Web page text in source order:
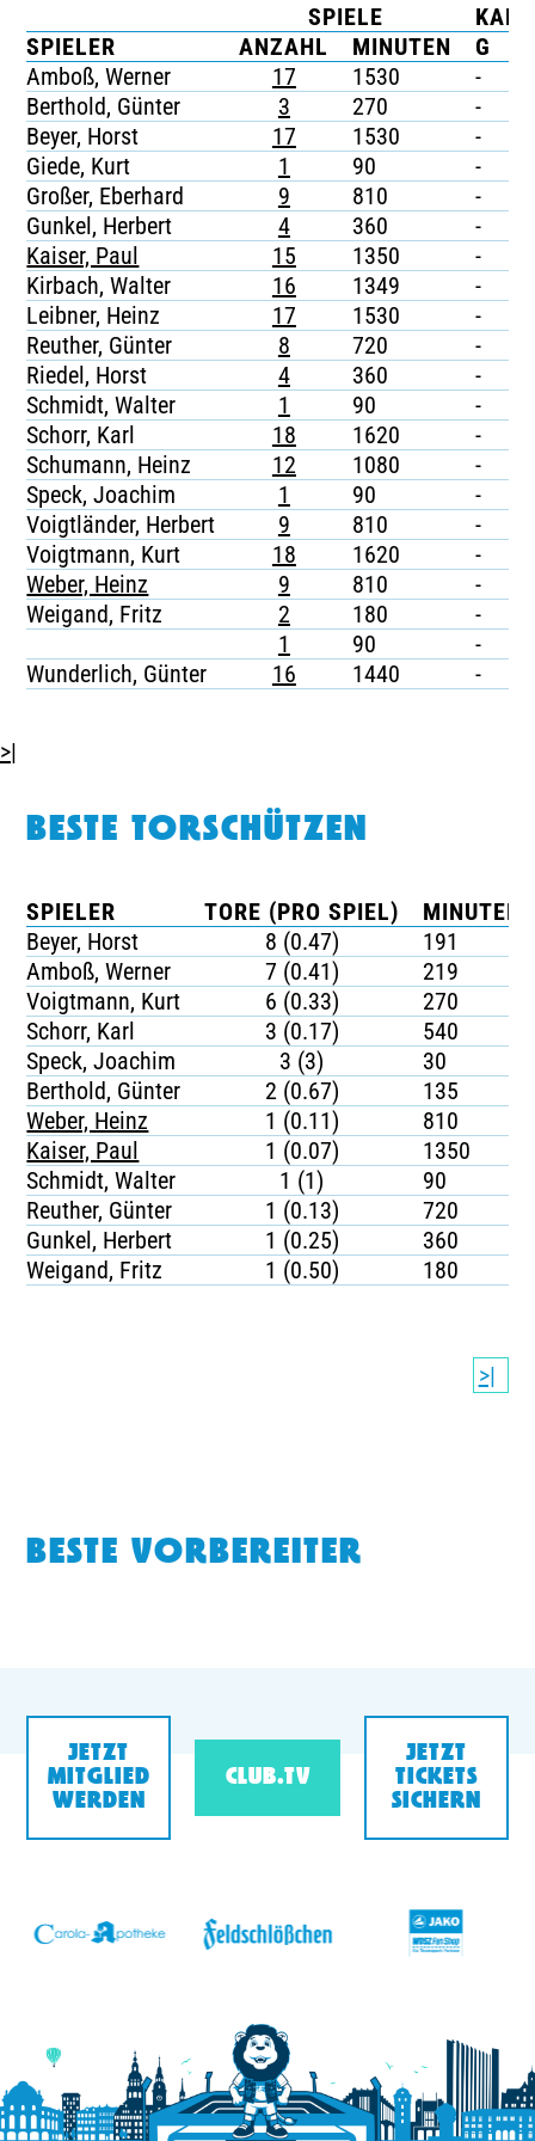
TICKETING
SPIELE
SPIELER
ANZAHL MINUTEN G
Amboß, Werner
17 1530 -
Berthold, Günter
3 270 -
Beyer, Horst
17 1530 -
Giede, Kurt
1 90 -
Großer, Eberhard
9 810 -
Gunkel, Herbert
4 360 -
Kaiser, Paul
15 1350 -
Kirbach, Walter
16 1349 -
Leibner, Heinz
17 1530 -
Reuther, Günter
8 720 -
Riedel, Horst
4 360 -
Schmidt, Walter
1 90 -
Schorr, Karl
18 1620 -
Schumann, Heinz
12 1080 -
Speck, Joachim
1 90 -
Voigtländer, Herbert
9 810 -
Voigtmann, Kurt
18 1620 -
Weber, Heinz
9 810 -
Weigand, Fritz
2 180 -
1
90 -
Wunderlich, Günter
16 1440 -
>|
BESTE TORSCHÜTZEN
SPIELER TORE (PRO SPIEL)
MINUTEN
Beyer, Horst
8 (0.47)
191
Amboß, Werner
7 (0.41)
219
Voigtmann, Kurt
6 (0.33)
270
Schorr, Karl
3 (0.17)
540
Speck, Joachim
3 (3)
30
Berthold, Günter
2 (0.67)
135
Weber, Heinz
1 (0.11)
810
Kaiser, Paul
1 (0.07)
1350
Schmidt, Walter
1 (1)
90
Reuther, Günter
1 (0.13)
720
Gunkel, Herbert
1 (0.25)
360
Weigand, Fritz
1 (0.50) 180
>|
BESTE VORBEREITER
JETZT
MITGLIED
WERDEN
CLUB.TV
JETZT
TICKETS
SICHERN